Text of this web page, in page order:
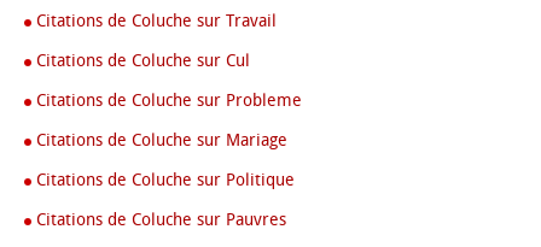
Citations de Coluche sur Travail
Citations de Coluche sur Cul
Citations de Coluche sur Probleme
Citations de Coluche sur Mariage
Citations de Coluche sur Politique
Citations de Coluche sur Pauvres